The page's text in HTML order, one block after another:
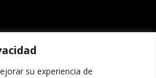
su experiencia de